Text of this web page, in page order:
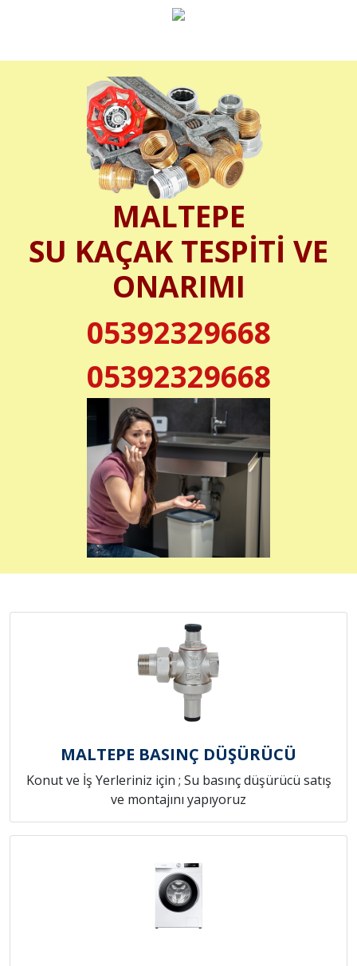
MALTEPE
SU KAÇAK TESPİTİ VE
ONARIMI
05392329668
05392329668
MALTEPE BASINÇ DÜŞÜRÜCÜ
Konut ve İş Yerleriniz için ; Su basınç düşürücü satış
ve montajını yapıyoruz